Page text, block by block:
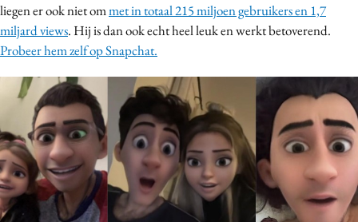
liegen er ook niet ommet in totaal 215 miljoen gebruikers en 1,7
miljard views. Hij is dan ook echt heel leuk en werkt betoverend.
Probeer hem zelf op Snapchat.